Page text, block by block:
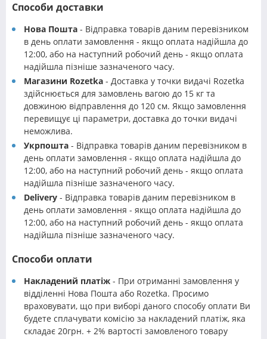
Способи доставки
Нова Пошта - Відправка товарів даним перевізником
в день оплати замовлення - якщо оплата надійшла до
12:00, або на наступний робочий день - якщо оплата
надійшла пізніше зазначеного часу.
Магазини Rozetka - Доставка у точки видачі Rozetka
здійснюється для замовлень вагою до 15 кг та
довжиною відправлення до 120 см. Якщо замовлення
перевищує ці параметри, доставка до точки видачі
неможлива.
Укрпошта - Відправка товарів даним перевізником в
день оплати замовлення - якщо оплата надійшла до
12:00, або на наступний робочий день - якщо оплата
надійшла пізніше зазначеного часу.
Delivery - Відправка товарів даним перевізником в
день оплати замовлення - якщо оплата надійшла до
12:00, або на наступний робочий день - якщо оплата
надійшла пізніше зазначеного часу.
Способи оплати
Накладений платіж - При отриманні замовлення у
відділенні Нова Пошта або Rozetka. Просимо
враховувати, що при виборі даного способу оплати Ви
будете сплачувати комісію за накладений платіж, яка
складає 20грн. + 2% вартості замовленого товару